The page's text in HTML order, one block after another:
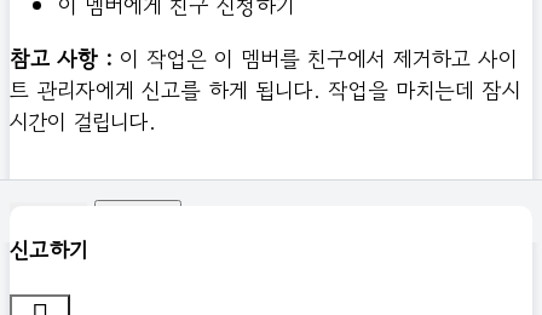
참고 사항 : 이 작업은 이 멤버를 친구에서 제거하고 사이
트 관리자에게 신고를 하게 됩니다. 작업을 마치는데 잠시
시간이 걸립니다.
신고하기